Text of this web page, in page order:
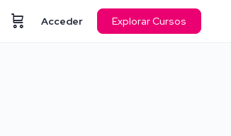
Acceder Explorar Cursos